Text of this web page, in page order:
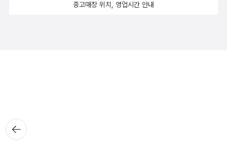
뒤로가
기
중고매장 위치, 영업시간 안내